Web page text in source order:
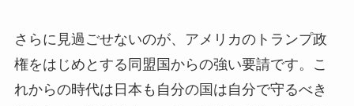
さらに見過ごせないのが、アメリカのトランプ政
権をはじめとする同盟国からの強い要請です。こ
れからの時代は日本も自分の国は自分で守るべき